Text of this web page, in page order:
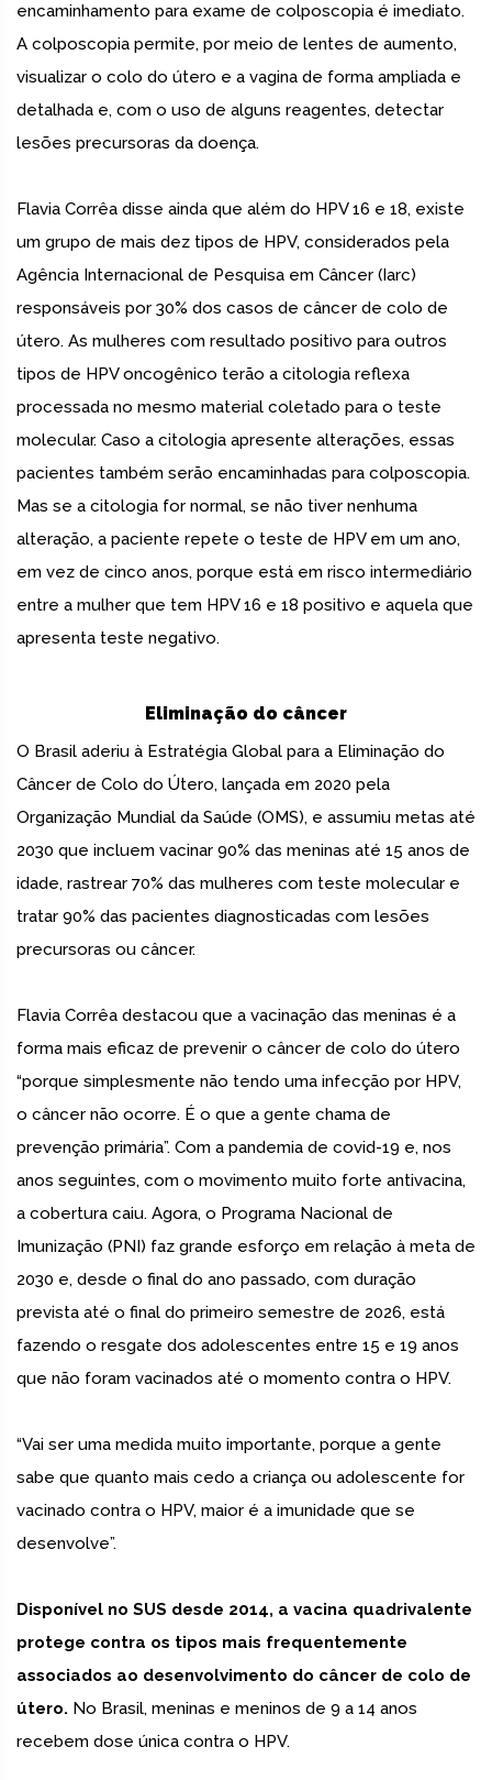
encaminhamento para exame de colposcopia é imediato.
A colposcopia permite, por meio de lentes de aumento,
visualizar o colo do útero e a vagina de forma ampliada e
detalhada e, com o uso de alguns reagentes, detectar
lesões precursoras da doença.
Flavia Corrêa disse ainda que além do HPV 16 e 18, existe
um grupo de mais dez tipos de HPV, considerados pela
Agência Internacional de Pesquisa em Câncer (Iarc)
responsáveis por 30% dos casos de câncer de colo de
útero. As mulheres com resultado positivo para outros
tipos de HPV oncogênico terão a citologia reflexa
processada no mesmo material coletado para o teste
molecular. Caso a citologia apresente alterações, essas
pacientes também serão encaminhadas para colposcopia.
Mas se a citologia for normal, se não tiver nenhuma
alteração, a paciente repete o teste de HPV em um ano,
em vez de cinco anos, porque está em risco intermediário
entre a mulher que tem HPV 16 e 18 positivo e aquela que
apresenta teste negativo.
Eliminação do câncer
O Brasil aderiu à Estratégia Global para a Eliminação do
Câncer de Colo do Útero, lançada em 2020 pela
Organização Mundial da Saúde (OMS), e assumiu metas até
2030 que incluem vacinar 90% das meninas até 15 anos de
idade, rastrear 70% das mulheres com teste molecular e
tratar 90% das pacientes diagnosticadas com lesões
precursoras ou câncer.
Flavia Corrêa destacou que a vacinação das meninas é a
forma mais eficaz de prevenir o câncer de colo do útero
“porque simplesmente não tendo uma infecção por HPV,
o câncer não ocorre. É o que a gente chama de
prevenção primária”. Com a pandemia de covid-19 e, nos
anos seguintes, com o movimento muito forte antivacina,
a cobertura caiu. Agora, o Programa Nacional de
Imunização (PNI) faz grande esforço em relação à meta de
2030 e, desde o final do ano passado, com duração
prevista até o final do primeiro semestre de 2026, está
fazendo o resgate dos adolescentes entre 15 e 19 anos
que não foram vacinados até o momento contra o HPV.
“Vai ser uma medida muito importante, porque a gente
sabe que quanto mais cedo a criança ou adolescente for
vacinado contra o HPV, maior é a imunidade que se
desenvolve”.
Disponível no SUS desde 2014, a vacina quadrivalente
protege contra os tipos mais frequentemente
associados ao desenvolvimento do câncer de colo de
útero. No Brasil, meninas e meninos de 9 a 14 anos
recebem dose única contra o HPV.